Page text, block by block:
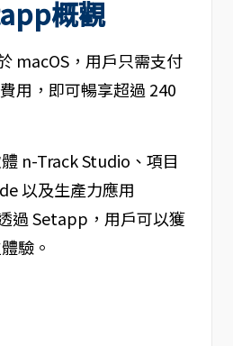
概觀
macOS，用戶只需支付
用，即可暢享超過 240
n-Track Studio、項目
以及生產力應用
過 Setapp，用戶可以獲
驗。